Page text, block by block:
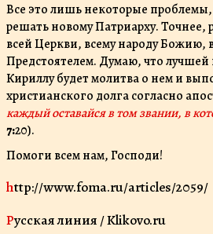
Все это лишь некоторые
решать новому Патриарху. Точнее,
всей Церкви, всему народу Божию,
Предстоятелем. Думаю, что
Кириллу будет молитва о нем и
христианского долга согласно
каждый оставайся в том звании, в
7:20).
Помоги всем нам, Господи!
http://www.foma.ru/articles/2059/
Русская линия / Klikovo.ru